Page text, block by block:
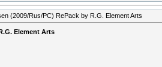
(2009/Rus/PC) RePack by R.G. Element Arts
Element Arts